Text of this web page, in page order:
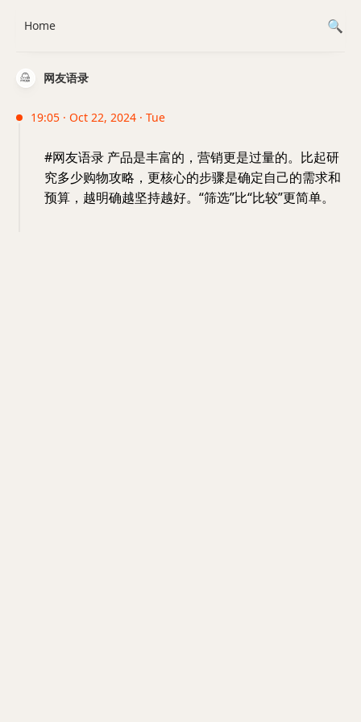
网友语录
19:05 · Oct 22, 2024 · Tue
#网友语录 产品是丰富的，营销更是过量的。比起研
究多少购物攻略，更核心的步骤是确定自己的需求和
预算，越明确越坚持越好。“筛选”比“比较”更简单。
Home